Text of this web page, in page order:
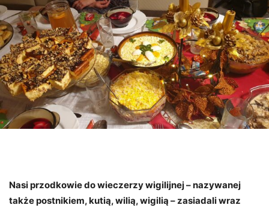
Nasi przodkowie do wieczerzy wigilijnej – nazywanej
także postnikiem, kutią, wilią, wigilią – zasiadali wraz